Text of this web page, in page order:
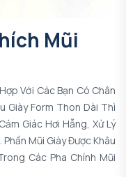
Mũi
Với Các Bạn Có Chân
Giày Form Thon Dài Thì
Giác Hơi Hẫng, Xử Lý
Mũi Giày Được Khâu
Các Pha Chính Mũi